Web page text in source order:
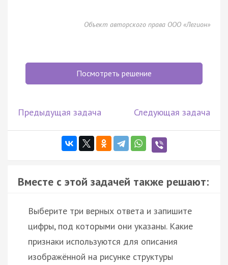
Объект авторского права ООО «Легион»
Посмотреть решение
Предыдущая задача Следующая задача
Вместе с этой задачей также решают:
Выберите три верных ответа и запишите
цифры, под которыми они указаны. Какие
признаки используются для описания
изображённой на рисунке структуры